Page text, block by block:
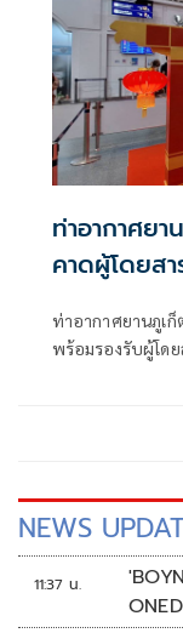
ท่าอากาศย
คาดผู้โดยส
ท่าอากาศยานภูเก็
พร้อมรองรับผู้โด
NEWS
11:37 น.